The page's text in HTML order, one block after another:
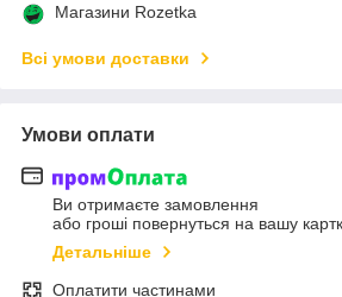
Магазини Rozetka
Всі умови доставки
Умови оплати
Ви отримаєте замовлення
або гроші повернуться на вашу
Детальніше
Оплатити частинами